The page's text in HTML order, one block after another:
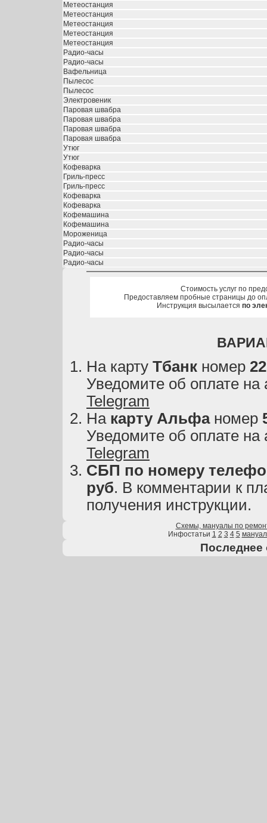
Метеостанция
Метеостанция
Метеостанция
Метеостанция
Метеостанция
Радио-часы
Радио-часы
Вафельница
Пылесос
Пылесос
Электровеник
Паровая швабра
Паровая швабра
Паровая швабра
Паровая швабра
Утюг
Утюг
Кофеварка
Гриль-пресс
Гриль-пресс
Кофеварка
Кофеварка
Кофемашина
Кофемашина
Мороженица
Радио-часы
Радио-часы
Радио-часы
Стоимость услуг по
Предоставляем пробные страницы до
Инструкция высылается по
На карту Тбанк номер
Уведомите об оплате на
Telegram
На карту Альфаномер
Уведомите об оплате на
Telegram
СБП по номеру
руб. В комментарии к
получения инструкции.
Схемы, мануалы по
Инфостатьи 1 2 3 4 5